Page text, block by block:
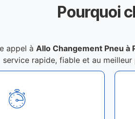
Pourquoi
appel à Allo Changement Pneu à
service rapide, fiable et au